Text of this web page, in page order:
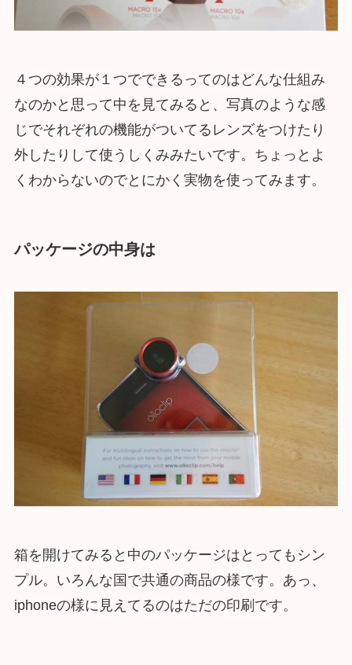
４つの効果が１つでできるってのはどんな仕組み
なのかと思って中を見てみると、写真のような感
じでそれぞれの機能がついてるレンズをつけたり
外したりして使うしくみみたいです。ちょっとよ
くわからないのでとにかく実物を使ってみます。
パッケージの中身は
箱を開けてみると中のパッケージはとってもシン
プル。いろんな国で共通の商品の様です。あっ、
iphoneの様に見えてるのはただの印刷です。